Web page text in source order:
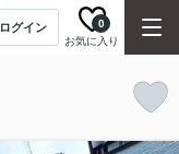
ログイン
お気に入り
0